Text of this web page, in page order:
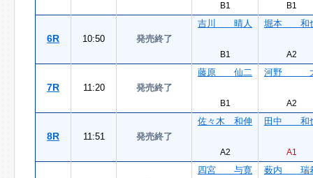
B1 B1
6R 10:50 発売終了
吉川 晴人
B1
堀本 和
A2
7R 11:20 発売終了
藤原 仙二
B1
河野
A2
8R 11:51 発売終了
佐々木 和伸
A2
田中 和
A1
四宮 与寛 薮内 瑞